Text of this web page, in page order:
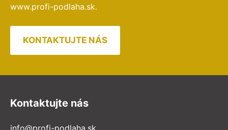
www.profi-podlaha.sk.
KONTAKTUJTE NÁS
Kontaktujte nás
info@profi-podlaha.sk